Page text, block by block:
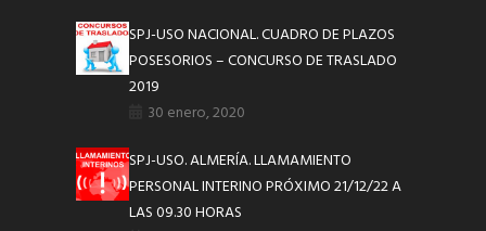
SPJ-USO NACIONAL. CUADRO DE PLAZOS
POSESORIOS – CONCURSO DE TRASLADO
2019
30 enero, 2020
SPJ-USO. ALMERÍA. LLAMAMIENTO
PERSONAL INTERINO PRÓXIMO 21/12/22 A
LAS 09.30 HORAS